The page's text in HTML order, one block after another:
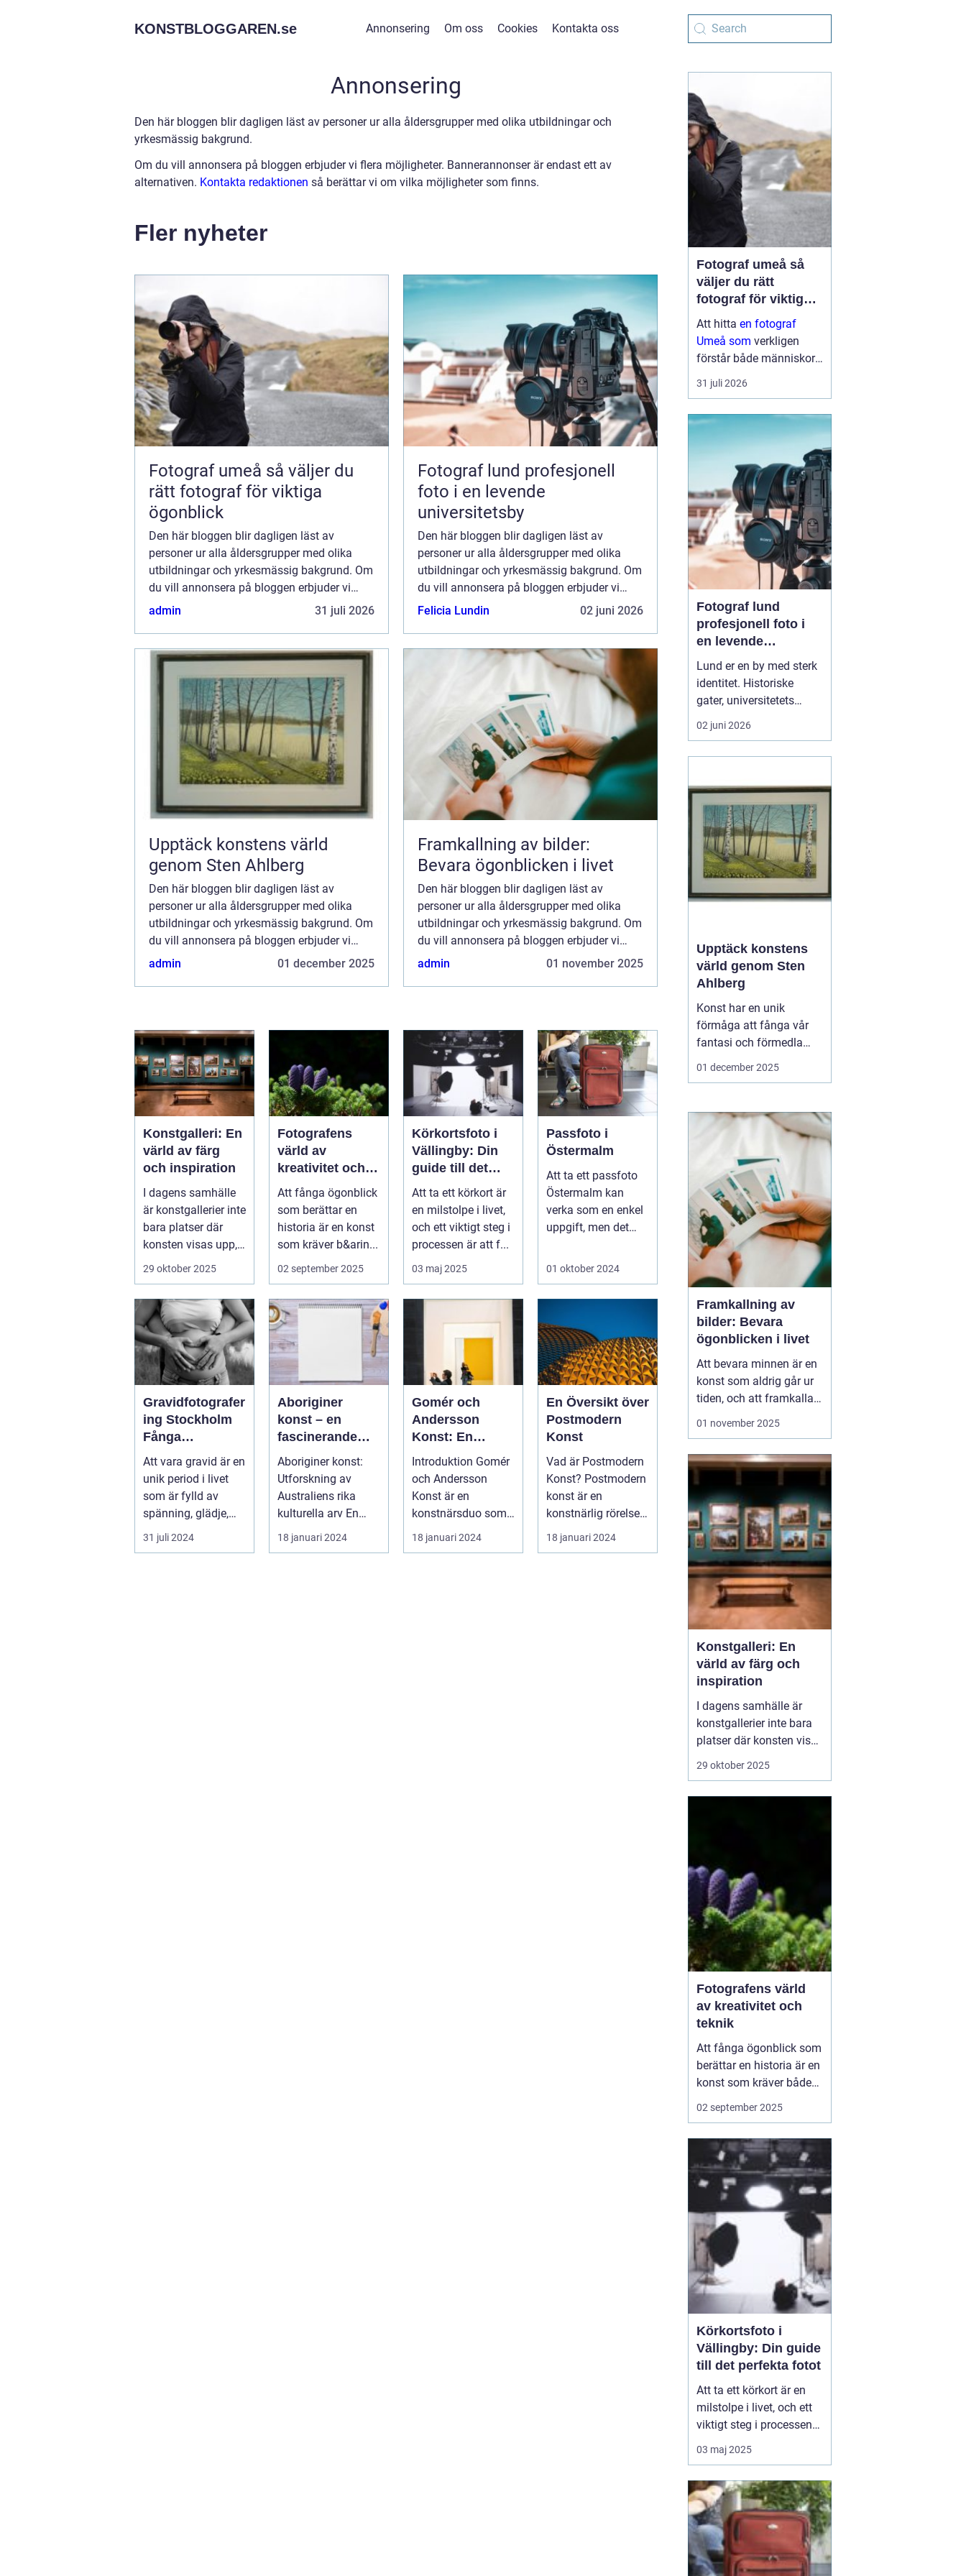
KONSTBLOGGAREN.se Annonsering Om oss Cookies Kontakta oss
Annonsering
Den här bloggen blir dagligen läst av personer ur alla åldersgrupper med olika utbildningar och
yrkesmässig bakgrund.
Om du vill annonsera på bloggen erbjuder vi flera möjligheter. Bannerannonser är endast ett av
alternativen. Kontakta redaktionen så berättar vi om vilka möjligheter som finns.
Fler nyheter
Fotograf umeå så väljer du
rätt fotograf för viktiga
ögonblick
Den här bloggen blir dagligen läst av
personer ur alla åldersgrupper med olika
utbildningar och yrkesmässig bakgrund. Om
du vill annonsera på bloggen erbjuder vi
flera möjligheter. Bannerannonser är endast
admin 31 juli 2026
Fotograf lund profesjonell
foto i en levende
universitetsby
Den här bloggen blir dagligen läst av
personer ur alla åldersgrupper med olika
utbildningar och yrkesmässig bakgrund. Om
du vill annonsera på bloggen erbjuder vi
flera möjligheter. Bannerannonser är endast
Felicia Lundin 02 juni 2026
Upptäck konstens värld
genom Sten Ahlberg
Den här bloggen blir dagligen läst av
personer ur alla åldersgrupper med olika
utbildningar och yrkesmässig bakgrund. Om
du vill annonsera på bloggen erbjuder vi
flera möjligheter. Bannerannonser är endast
admin 01 december 2025
Framkallning av bilder:
Bevara ögonblicken i livet
Den här bloggen blir dagligen läst av
personer ur alla åldersgrupper med olika
utbildningar och yrkesmässig bakgrund. Om
du vill annonsera på bloggen erbjuder vi
flera möjligheter. Bannerannonser är endast
admin 01 november 2025
Konstgalleri: En
värld av färg
och inspiration
I dagens samhälle
är konstgallerier inte
bara platser där
konsten visas upp,
utan ock...
29 oktober 2025
Fotografens
värld av
kreativitet och
teknik
Att fånga ögonblick
som berättar en
historia är en konst
som kräver b&arin...
02 september 2025
Körkortsfoto i
Vällingby: Din
guide till det
perfekta fotot
Att ta ett körkort är
en milstolpe i livet,
och ett viktigt steg i
processen är att f...
03 maj 2025
Passfoto i
Östermalm
Att ta ett passfoto
Östermalm kan
verka som en enkel
uppgift, men det
a...
01 oktober 2024
Gravidfotografer
ing Stockholm
Fånga
Ögonblicken
Innan Livet
Förändras
Att vara gravid är en
unik period i livet
som är fylld av
spänning, glädje,
f&ou...
31 juli 2024
Aboriginer
konst – en
fascinerande
utforskning av
Australiens rika
kulturella arv
Aboriginer konst:
Utforskning av
Australiens rika
kulturella arv En
övergripande,
grundlig översik...
18 januari 2024
Gomér och
Andersson
Konst: En
Översikt
Introduktion Gomér
och Andersson
Konst är en
konstnärsduo som
har gjort sig kända
för sina unika oc...
18 januari 2024
En Översikt över
Postmodern
Konst
Vad är Postmodern
Konst? Postmodern
konst är en
konstnärlig rörelse
som uppstod under
senare delen ...
18 januari 2024
Fotograf umeå så
väljer du rätt
fotograf för viktiga
ögonblick
Att hitta en fotograf
Umeå som verkligen
förstår både människor
och miljö kan göra
enorm skillnad för
det handlar om bröllop,
porträtt, företag eller
familjebilder söker
många någon ...
31 juli 2026
Fotograf lund
profesjonell foto i
en levende
universitetsby
Lund er en by med sterk
identitet. Historiske
gater, universitetets
fagmiljøer, kulturliv og
næringsliv gir et helt
kulturaktører og
privatpersoner trenger i
dag bilder som både er
ærlige og
gjennomtenkte. En ...
02 juni 2026
Upptäck konstens
värld genom Sten
Ahlberg
Konst har en unik
förmåga att fånga vår
fantasi och förmedla
känslor på sätt som få
just detta är Sten
Ahlberg. Hans verk
utforskar en mängd ...
01 december 2025
Framkallning av
bilder: Bevara
ögonblicken i livet
Att bevara minnen är en
konst som aldrig går ur
tiden, och att framkalla
bilder erbjuder ett unikt
värdefulla ögonblick i
livet. Med dagens teknik
är möjligheterna
m&arin...
01 november 2025
Konstgalleri: En
värld av färg och
inspiration
I dagens samhälle är
konstgallerier inte bara
platser där konsten visas
upp, utan också
dä...
29 oktober 2025
Fotografens värld
av kreativitet och
teknik
Att fånga ögonblick som
berättar en historia är en
konst som kräver både
teknisk skicklighet och
ett kreativt öga.
02 september 2025
Körkortsfoto i
Vällingby: Din guide
till det perfekta fotot
Att ta ett körkort är en
milstolpe i livet, och ett
viktigt steg i processen
är att fixa rätt
dokumentation. Ett av de
är att få till stånd ett
tydligt och aktuellt
körkortsfoto. I en v...
03 maj 2025